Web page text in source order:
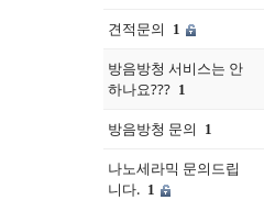
견적문의 1
방음방청 서비스는 안
하나요??? 1
방음방청 문의 1
나노세라믹 문의드립
니다. 1